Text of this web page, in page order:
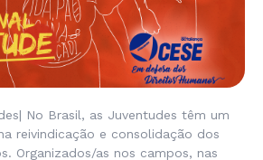
No Brasil, as Juventudes têm um
reivindicação e consolidação dos
Organizados/as nos campos, nas